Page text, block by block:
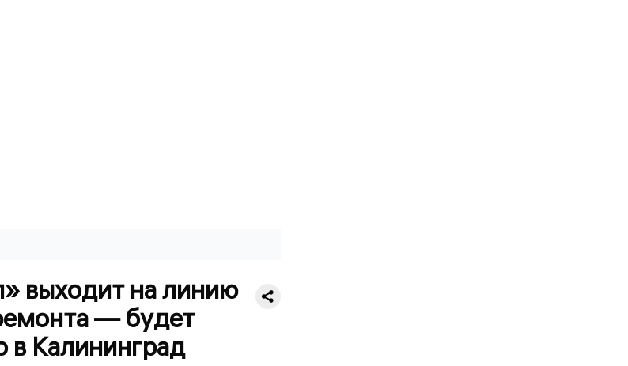
выходит на линию
— будет
в Калининград